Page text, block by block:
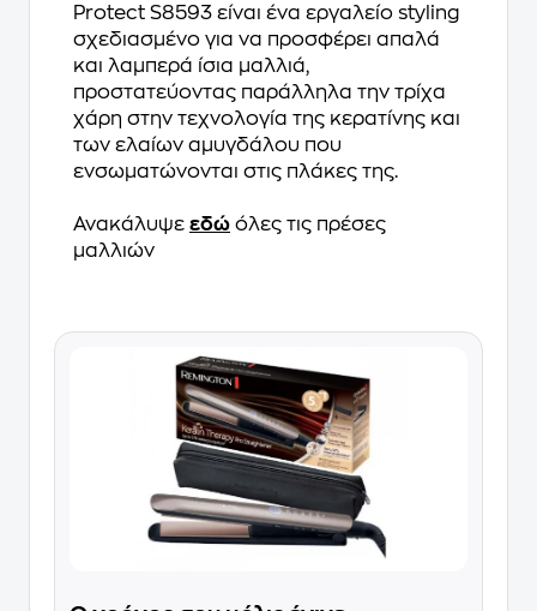
Protect S8593 είναι ένα εργαλείο styling
σχεδιασμένο για να προσφέρει απαλά
και λαμπερά ίσια μαλλιά,
προστατεύοντας παράλληλα την τρίχα
χάρη στην τεχνολογία της κερατίνης και
των ελαίων αμυγδάλου που
ενσωματώνονται στις πλάκες της.
Ανακάλυψε εδώ όλες τις πρέσες
μαλλιών